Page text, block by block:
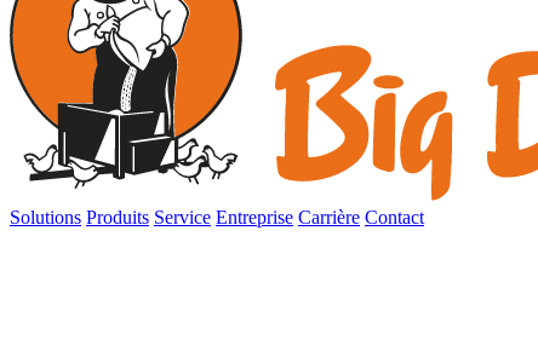
Solutions Produits Service Entreprise Carrière Contact